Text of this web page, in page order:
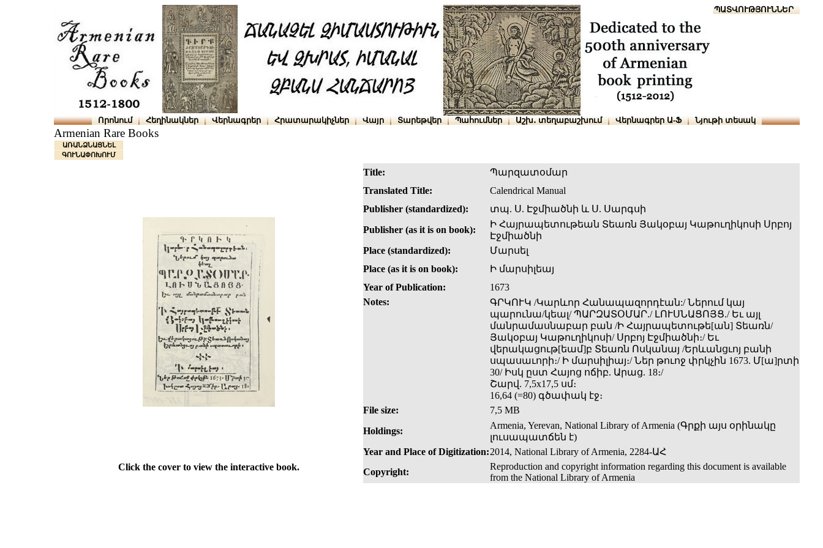
ՆԱԽԱՊԱՏՎՈՒԹՅՈՒՆՆԵՐ
Որոնում Հեղինակներ Վերնագրեր Հրատարակիչներ Վայր Տարեթվեր Պահումներ Աշխ․ տեղաբաշխում Վերնագրեր Ա-Ֆ Նյութի տեսակ
Armenian Rare Books
ԱՌԱՆՁՆԱՑՆԵԼ
ԳՈՒՆԱՓՈԽՈՒՄ
Title:
Պարզատօմար
Translated Title:
Calendrical Manual
Publisher (standardized):
տպ. Ս. Էջմիածնի և Ս. Սարգսի
Publisher (as it is on book):
Ի Հայրապետութեան Տեառն Յակօբայ Կաթուղիկոսի Սրբոյ
Էջմիածնի
Place (standardized):
Մարսել
Place (as it is on book):
Ի մարսիլեայ
Year of Publication:
1673
Notes:
ԳՐԿՈՒԿ /Կարևոր Հանապազորդէան:/ Ներում կայ
պարունա/կեալ/ ՊԱՐԶԱՏՕՄԱՐ./ ԼՈՒՍՆԱՑՈՅՑ./ Եւ այլ
մանրամասնաբար բան /Ի Հայրապետութե[ան] Տեառն/
Յակօբայ Կաթուղիկոսի/ Սրբոյ Էջմիածնի։/ Եւ
վերակացութ[եամ]բ Տեառն Ոսկանայ /Երևանցւոյ բանի
սպասաւորի։/ Ի մարսիլիայ։/ Ներ թուոջ փրկչին 1673. Մ[ա]րտի
30/ Իսկ ըստ Հայոց ոճիբ. Արաց. 18։/
Շարվ. 7,5x17,5 սմ։
16,64 (=80) գծափակ էջ։
File size:
7,5 MB
Holdings:
Armenia, Yerevan, National Library of Armenia (Գրքի այս օրինակը
լուսապատճեն է)
Year and Place of Digitization:2014, National Library of Armenia, 2284-ԱՀ
Click the cover to view the interactive book.
Copyright:
Reproduction and copyright information regarding this document is available
from the National Library of Armenia